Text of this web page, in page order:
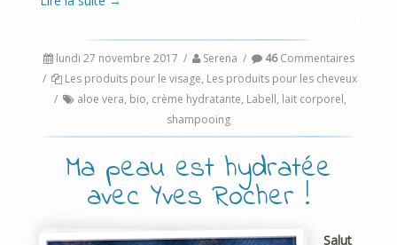
lundi 27 novembre 2017 / Serena / 46Commentaires
/
Les produits pour le visage, Les produits pour les cheveux
/
aloe vera, bio, crème hydratante, Labell, lait corporel,
shampooing
Ma peau est hydratée
avec Yves Rocher !
Salut